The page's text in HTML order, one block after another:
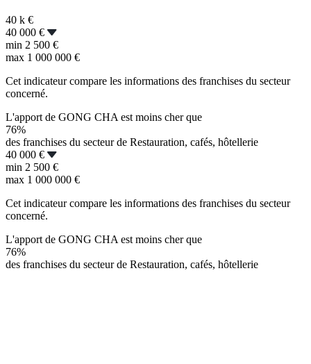
40 k €
40 000 €
min 2 500 €
max 1 000 000 €
Cet indicateur compare les informations des franchises du secteur
concerné.
L'apport de GONG CHA est moins cher que
76%
des franchises du secteur de Restauration, cafés, hôtellerie
40 000 €
min 2 500 €
max 1 000 000 €
Cet indicateur compare les informations des franchises du secteur
concerné.
L'apport de GONG CHA est moins cher que
76%
des franchises du secteur de Restauration, cafés, hôtellerie